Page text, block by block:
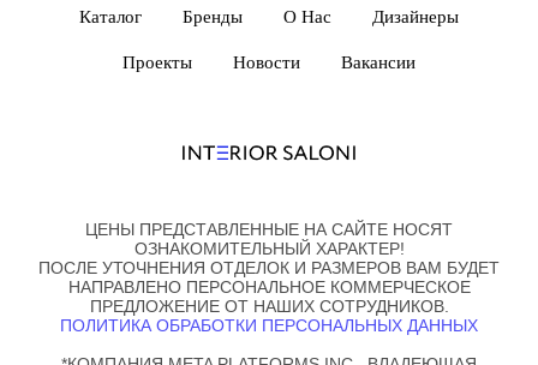
Каталог Бренды О Нас Дизайнеры
Проекты Новости Вакансии
ЦЕНЫ ПРЕДСТАВЛЕННЫЕ НА САЙТЕ НОСЯТ
ОЗНАКОМИТЕЛЬНЫЙ ХАРАКТЕР!
ПОСЛЕ УТОЧНЕНИЯ ОТДЕЛОК И РАЗМЕРОВ ВАМ БУДЕТ
НАПРАВЛЕНО ПЕРСОНАЛЬНОЕ КОММЕРЧЕСКОЕ
ПРЕДЛОЖЕНИЕ ОТ НАШИХ СОТРУДНИКОВ.
ПОЛИТИКА ОБРАБОТКИ ПЕРСОНАЛЬНЫХ ДАННЫХ